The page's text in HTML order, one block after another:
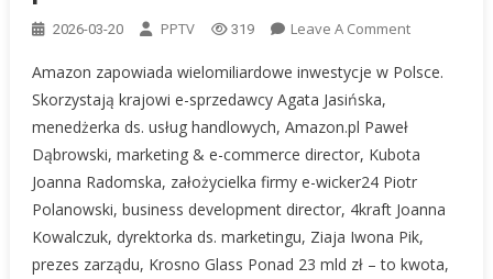
2026-03-20 PPTV 319 Leave A CommentOn
Inwestuje
Polsce
–
Ogromna
Szansa
Amazon zapowiada wielomiliardowe inwestycje w Polsce.
Skorzystają krajowi e-sprzedawcy Agata Jasińska,
menedżerka ds. usług handlowych, Amazon.pl Paweł
Dąbrowski, marketing & e-commerce director, Kubota
Joanna Radomska, założycielka firmy e-wicker24 Piotr
Polanowski, business development director, 4kraft Joanna
Kowalczuk, dyrektorka ds. marketingu, Ziaja Iwona Pik,
prezes zarządu, Krosno Glass Ponad 23 mld zł – to kwota,